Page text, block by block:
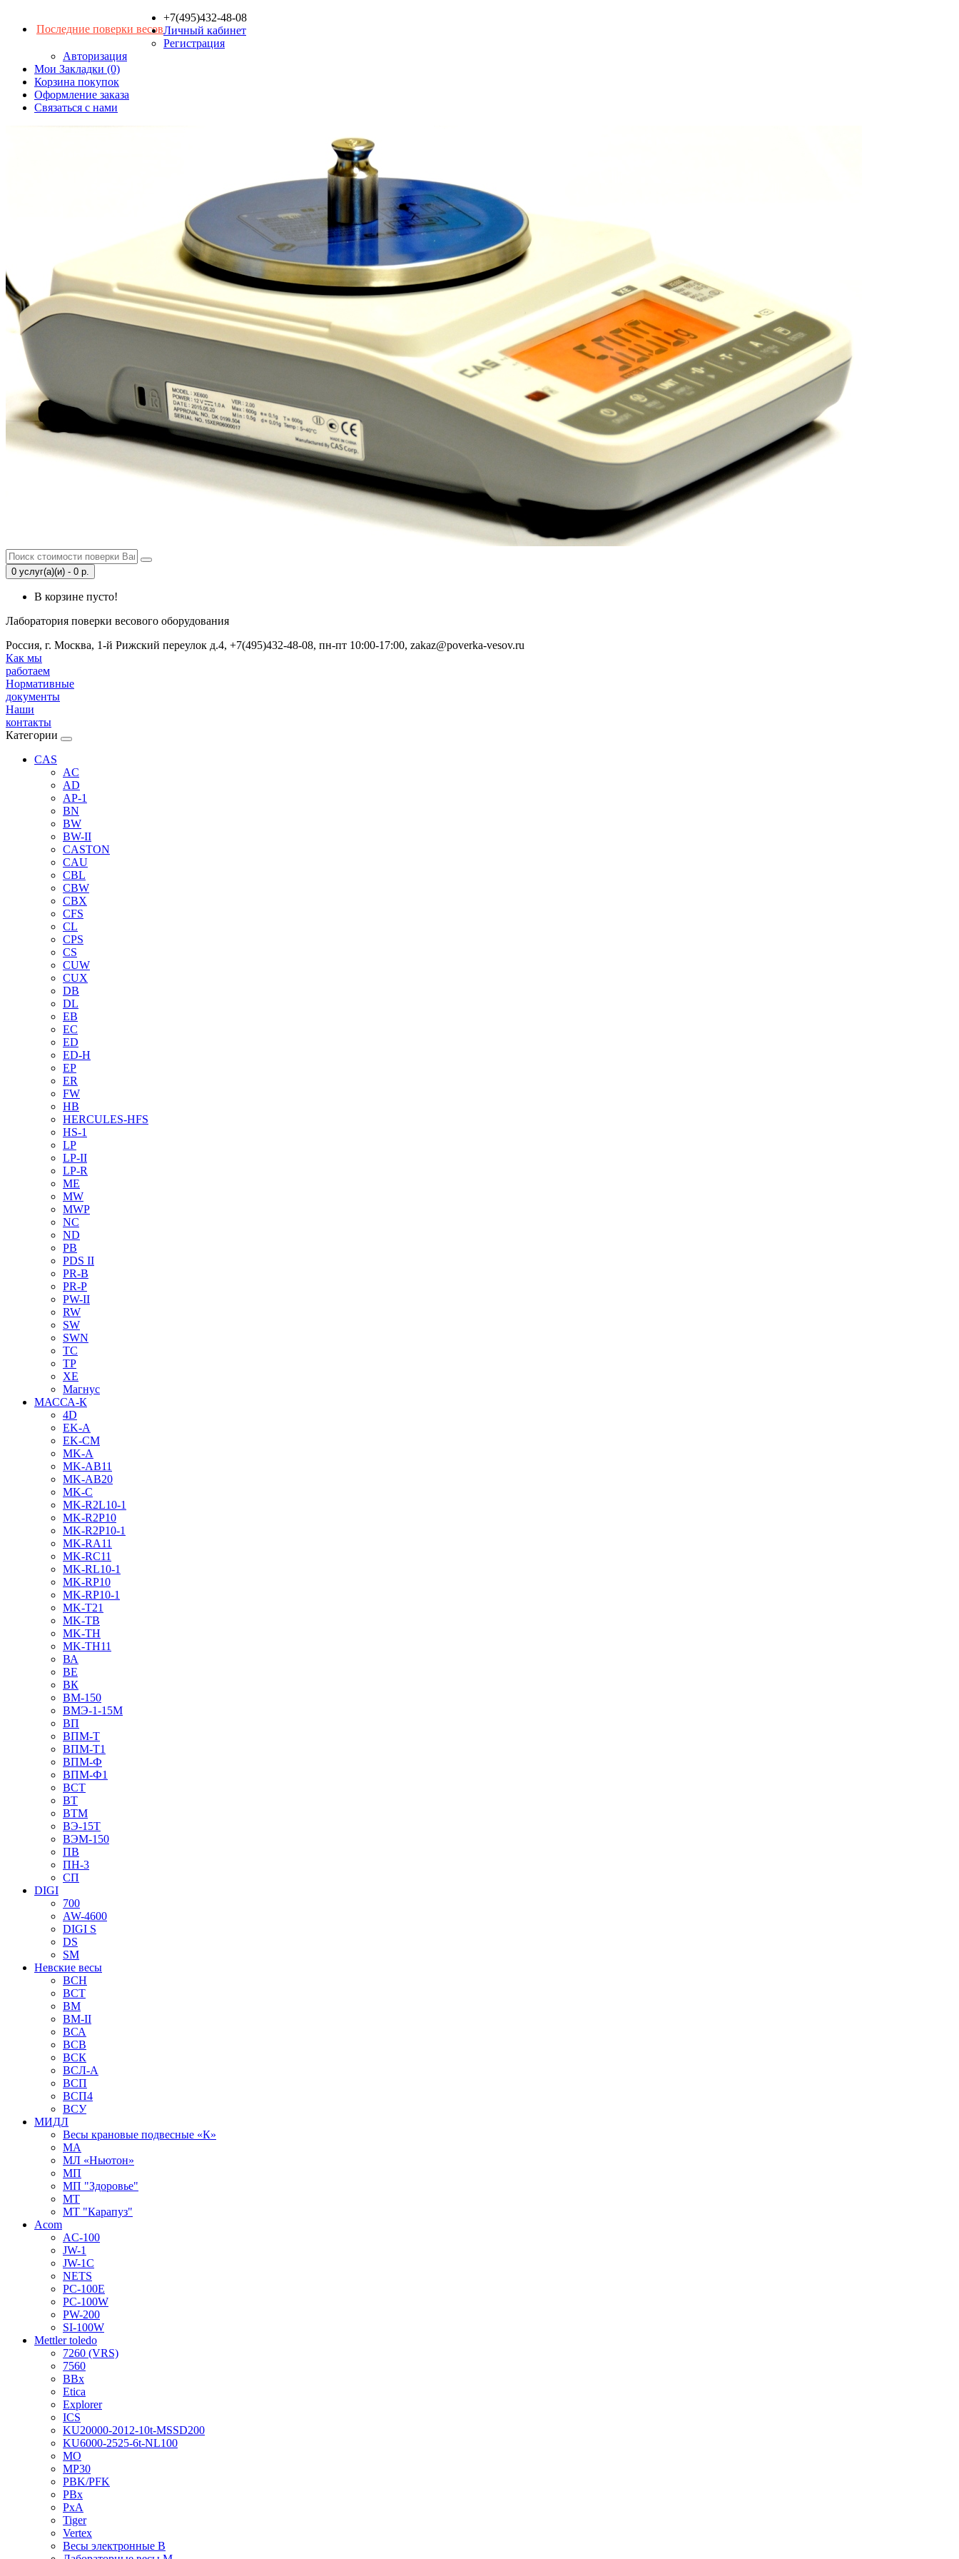
Последние поверки весов
+7(495)432-48-08
Личный кабинет
Регистрация
Авторизация
Мои Закладки (0)
Корзина покупок
Оформление заказа
Связаться с нами
0 услуг(а)(и) - 0 р.
В корзине пусто!
Лаборатория поверки весового оборудования
Россия, г. Москва, 1-й Рижский переулок д.4, +7(495)432-48-08, пн-пт 10:00-17:00, zakaz@poverka-vesov.ru
Как мы
работаем
Нормативные
документы
Наши
контакты
Категории
CAS
AC
AD
AP-1
BN
BW
BW-II
CASTON
CAU
CBL
CBW
CBX
CFS
CL
CPS
CS
CUW
CUX
DB
DL
EB
EC
ED
ED-H
EP
ER
FW
HB
HERCULES-HFS
HS-1
LP
LP-II
LP-R
ME
MW
MWP
NC
ND
PB
PDS II
PR-B
PR-P
PW-II
RW
SW
SWN
TC
TP
XE
Магнус
МАССА-К
4D
EK-A
EK-CM
MK-A
MK-AB11
MK-AB20
MK-C
MK-R2L10-1
MK-R2P10
MK-R2P10-1
MK-RA11
MK-RC11
MK-RL10-1
MK-RP10
MK-RP10-1
MK-T21
MK-TB
MK-TH
MK-TH11
ВА
ВЕ
ВК
ВМ-150
ВМЭ-1-15М
ВП
ВПМ-Т
ВПМ-Т1
ВПМ-Ф
ВПМ-Ф1
ВСТ
ВТ
ВТМ
ВЭ-15Т
ВЭМ-150
ПВ
ПН-3
СП
DIGI
700
AW-4600
DIGI S
DS
SM
Невские весы
BCH
BCT
BM
BM-II
ВСА
ВСВ
ВСК
ВСЛ-А
ВСП
ВСП4
ВСУ
МИДЛ
Весы крановые подвесные «К»
МА
МЛ «Ньютон»
МП
МП "Здоровье"
МТ
МТ "Карапуз"
Acom
AC-100
JW-1
JW-1C
NETS
PC-100E
PC-100W
PW-200
SI-100W
Mettler toledo
7260 (VRS)
7560
BBx
Etica
Explorer
ICS
KU20000-2012-10t-MSSD200
KU6000-2525-6t-NL100
MO
MP30
PBK/PFK
PBx
PxA
Tiger
Vertex
Весы электронные B